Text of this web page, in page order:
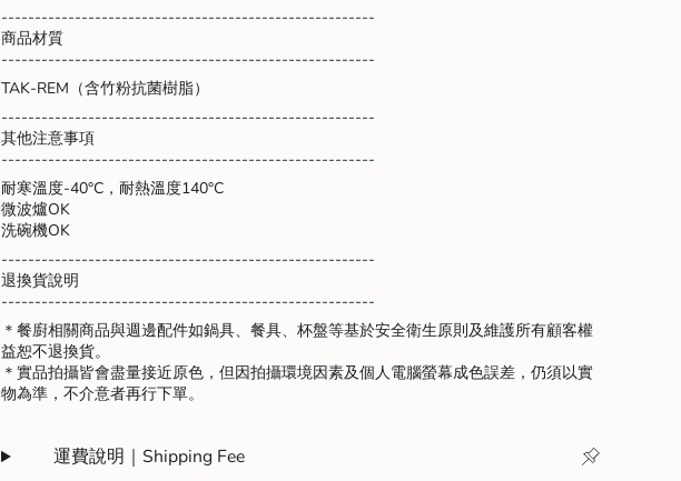
}}"}
--------------------------------------------------------
商品材質
--------------------------------------------------------
TAK-REM（含竹粉抗菌樹脂）
--------------------------------------------------------
其他注意事項
--------------------------------------------------------
耐寒溫度-40°C，耐熱溫度140°C
微波爐OK
洗碗機OK
--------------------------------------------------------
退換貨說明
--------------------------------------------------------
＊餐廚相關商品與週邊配件如鍋具、餐具、杯盤等基於安全衛生原則及維護所有顧客權
益恕不退換貨。
＊實品拍攝皆會盡量接近原色，但因拍攝環境因素及個人電腦螢幕成色誤差，仍須以實
物為準，不介意者再行下單。
運費說明｜Shipping Fee